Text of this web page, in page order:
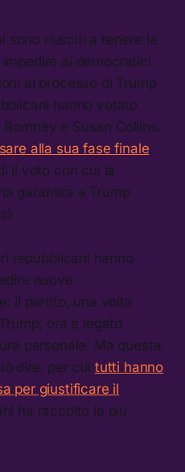
sono riusciti a tenere la
ai democratici
al processo di Trump
hanno votato
e Susan Collins.
alla sua fase finale,
il voto con cui la
garantirà a Trump
repubblicani hanno
nuove
il partito, una volta
ora è legato
personale. Ma questa
dire: per cui tutti hanno
per giustificare il
ha raccolto le più